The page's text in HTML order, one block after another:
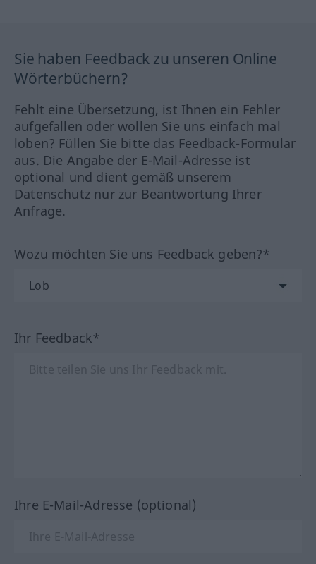
Sie haben Feedback zu unseren Online
Wörterbüchern?
Fehlt eine Übersetzung, ist Ihnen ein Fehler
aufgefallen oder wollen Sie uns einfach mal
loben? Füllen Sie bitte das Feedback-Formular
aus. Die Angabe der E-Mail-Adresse ist
optional und dient gemäß unserem
Datenschutz nur zur Beantwortung Ihrer
Anfrage.
Wozu möchten Sie uns Feedback geben?*
Ihr Feedback*
Ihre E-Mail-Adresse (optional)